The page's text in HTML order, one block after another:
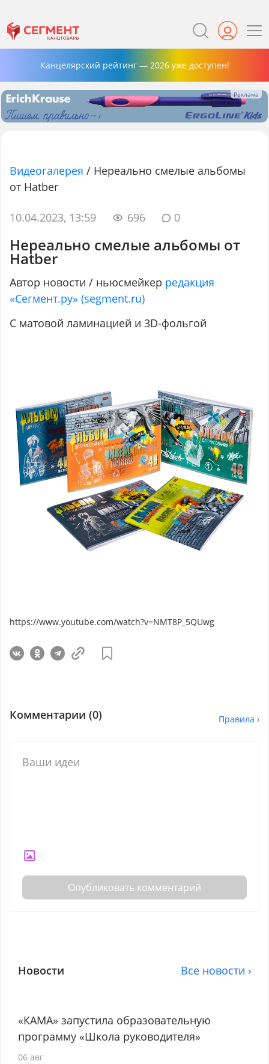
Канцелярский рейтинг — 2026 уже доступен!
Видеогалерея / Нереально смелые альбомы
от Hatber
10.04.2023, 13:59 696 0
Нереально смелые альбомы от
Hatber
Автор новости / ньюсмейкер редакция
«Сегмент.ру» (segment.ru)
С матовой ламинацией и 3D-фольгой
https://www.youtube.com/watch?v=NMT8P_5QUwg
Комментарии (0) Правила ›
Опубликовать комментарий
Новости Все новости ›
«КАМА» запустила образовательную
программу «Школа руководителя»
06 авг